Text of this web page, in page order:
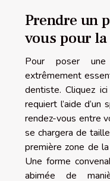
Prendre un
vous pour
Pour poser
extrêmement
dentiste. Cliquez
requiert l’aide
rendez-vous entre
se chargera de
première zone de
Une forme
abimée de